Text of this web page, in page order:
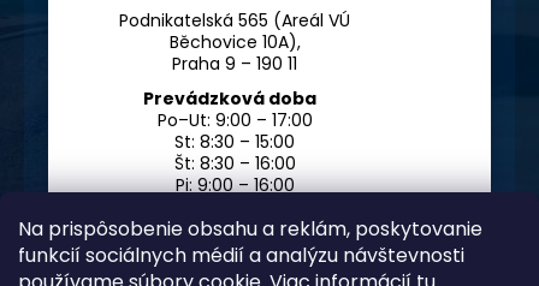
Na prispôsobenie obsahu a reklám, poskytovanie
funkcií sociálnych médií a analýzu návštevnosti
Podnikatelská 565 (Areál VÚ
Běchovice 10A),
Praha 9 – 190 11
Prevádzková doba
Po–Ut: 9:00 – 17:00
St: 8:30 – 15:00
Št: 8:30 – 16:00
Pi: 9:00 – 16:00